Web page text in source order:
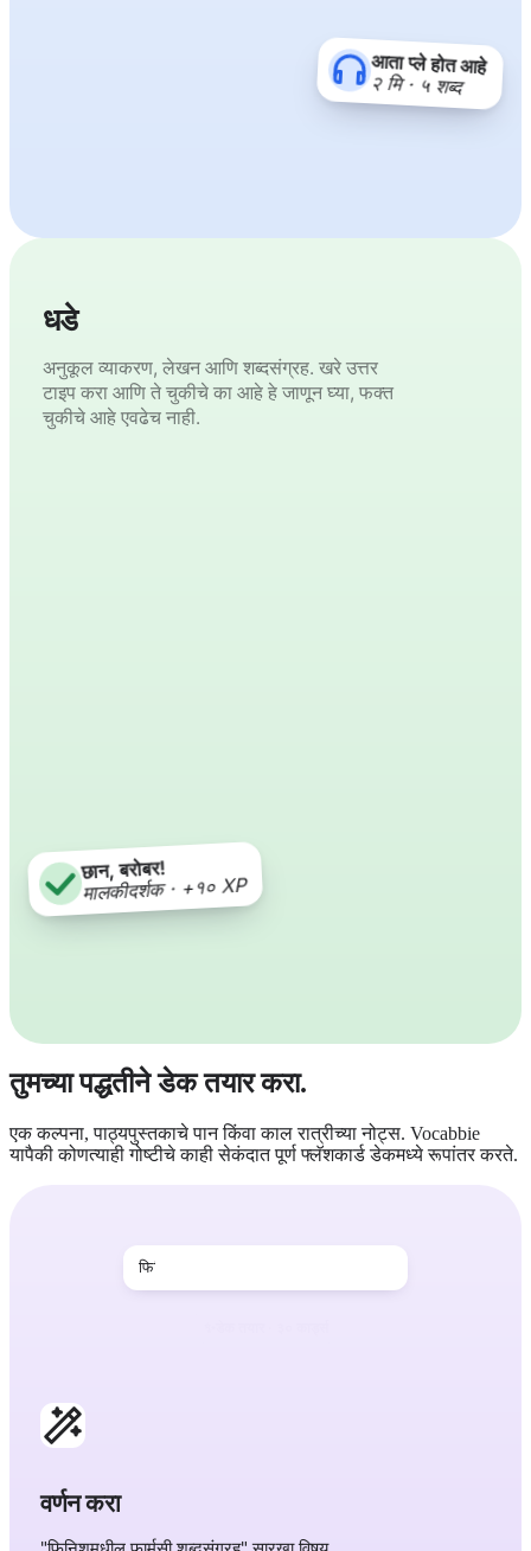
आता प्ले होत आहे
२ मि · ५ शब्द
धडे
अनुकूल व्याकरण, लेखन आणि शब्दसंग्रह. खरे उत्तर
टाइप करा आणि ते चुकीचे का आहे हे जाणून घ्या, फक्त
चुकीचे आहे एवढेच नाही.
छान, बरोबर!
मालकीदर्शक · +१० XP
तुमच्या पद्धतीने डेक तयार करा.
एक कल्पना, पाठ्यपुस्तकाचे पान किंवा काल रात्रीच्या नोट्स. Vocabbie
यापैकी कोणत्याही गोष्टीचे काही सेकंदात पूर्ण फ्लॅशकार्ड डेकमध्ये रूपांतर करते.
फिनिशमधील फार्मसी शब्दसंग्रह
वर्णन करा